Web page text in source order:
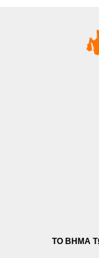
ΤΟ ΒΗΜΑ